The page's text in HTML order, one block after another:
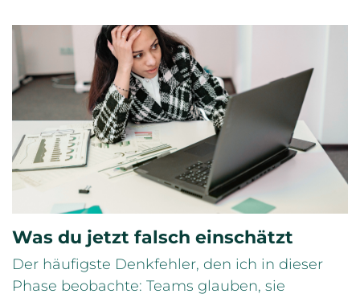
Was du jetzt falsch einschätzt
Der häufigste Denkfehler, den ich in dieser
Phase beobachte: Teams glauben, sie